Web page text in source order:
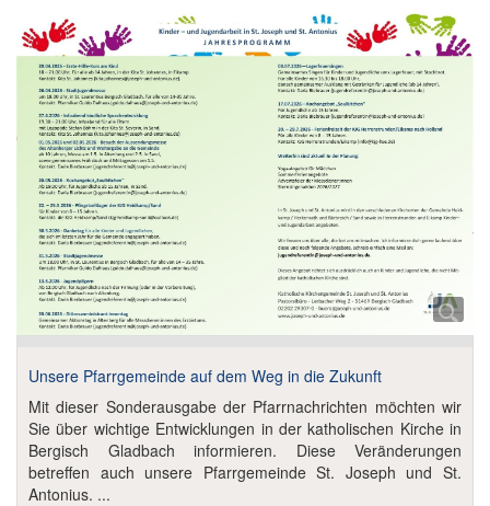
Unsere Pfarrgemeinde auf dem Weg in die Zukunft
Mit dieser Sonderausgabe der Pfarrnachrichten möchten wir
Sie über wichtige Entwicklungen in der katholischen Kirche in
Bergisch Gladbach informieren. Diese Veränderungen
betreffen auch unsere Pfarrgemeinde St. Joseph und St.
Antonius. ...